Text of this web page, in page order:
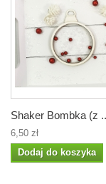
Shaker Bombka (z
6,50 zł
Dodaj do koszyka